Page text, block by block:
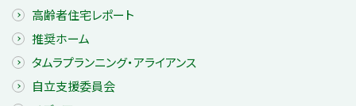
高齢者住宅レポート
推奨ホーム
タムラプランニング・アライアンス
自立支援委員会